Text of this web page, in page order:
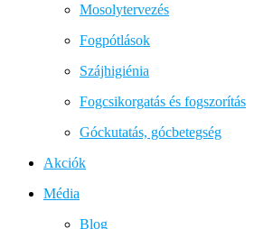
Mosolytervezés
Fogpótlások
Szájhigiénia
Fogcsikorgatás és fogszorítás
Góckutatás, gócbetegség
Akciók
Média
Blog